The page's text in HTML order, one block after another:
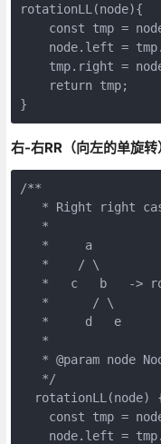
rotationLL(node){
const tmp =
node.left =
tmp.right =
    return tmp;
}
右-右RR（向左的单旋转
/**
* Right right
   *
*     a
*    / \
*   c   b   ->
*      / \
*     d   e
   *
* @param node
   */
rotationLL(node)
const tmp =
node.left =